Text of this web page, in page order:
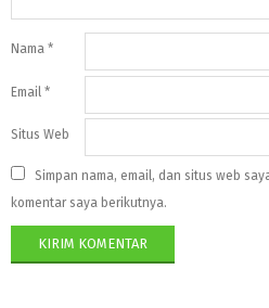
Nama *
Email *
Situs Web
Simpan nama, email, dan situs web
komentar saya berikutnya.